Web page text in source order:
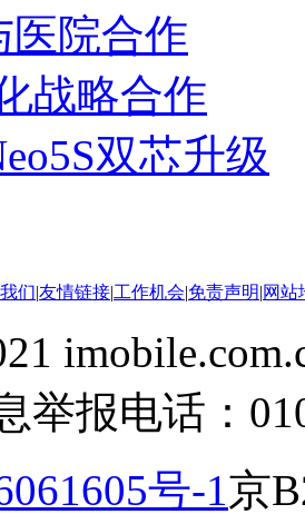
医院合作
战略合作
双芯升级
们|友情链接|工作机会|免责声明|网站
举报电话：
号-1 京